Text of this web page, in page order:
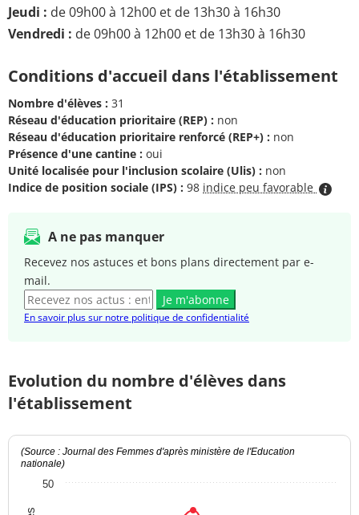
Jeudi : de 09h00 à 12h00 et de 13h30 à 16h30
Vendredi : de 09h00 à 12h00 et de 13h30 à 16h30
Conditions d'accueil dans l'établissement
Nombre d'élèves : 31
Réseau d'éducation prioritaire (REP) : non
Réseau d'éducation prioritaire renforcé (REP+) : non
Présence d'une cantine : oui
Unité localisée pour l'inclusion scolaire (Ulis) : non
Indice de position sociale (IPS) : 98 indice peu favorable
A ne pas manquer
Recevez nos astuces et bons plans directement par e-
mail.
Je m'abonne
En savoir plus sur notre politique de confidentialité
Evolution du nombre d'élèves dans
l'établissement
(Source : Journal des Femmes d'après ministère de l'Education
nationale)
50